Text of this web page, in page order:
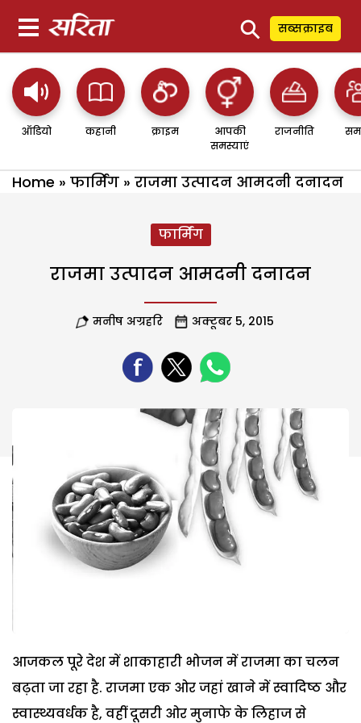
⚲ सब्सक्राइब
ऑडियो कहानी क्राइम
आपकी
समस्याएं
राजनीति
Home » फार्मिंग » राजमा उत्पादन आमदनी दनादन
फार्मिंग
राजमा उत्पादन आमदनी दनादन
मनीष अग्रहरि अक्टूबर 5, 2015
आजकल पूरे देश में शाकाहारी भोजन में राजमा का चलन
बढ़ता जा रहा है. राजमा एक ओर जहां खाने में स्वादिष्ठ और
स्वास्थ्यवर्धक है, वहीं दूसरी ओर मुनाफे के लिहाज से